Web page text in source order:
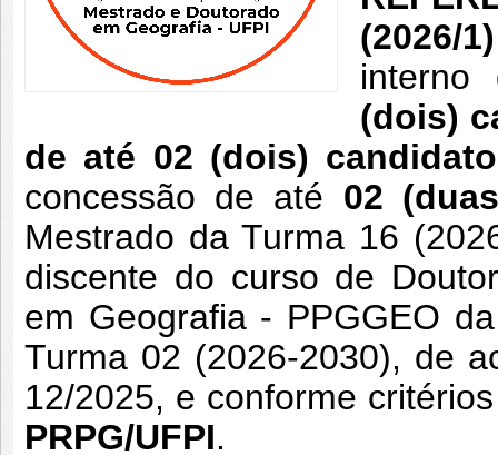
(2026/
(dois)
de até 02 (dois)
concessão de até 02
Mestrado da Turma 16
discente do curso de
em Geografia - PPGGEO
Turma 02 (2026-2030), de
12/2025, e conforme
PRPG/UFPI.